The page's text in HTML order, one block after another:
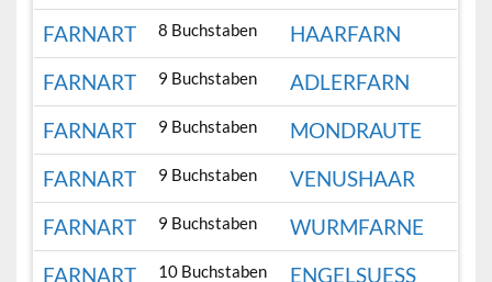
FARNART
8 Buchstaben
HAARFARN
FARNART
9 Buchstaben
ADLERFARN
FARNART
9 Buchstaben
MONDRAUTE
FARNART
9 Buchstaben
VENUSHAAR
FARNART
9 Buchstaben
WURMFARNE
FARNART
10 Buchstaben
ENGELSUESS